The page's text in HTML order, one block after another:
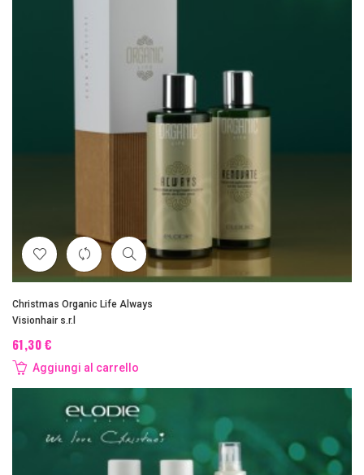
Christmas Organic Life Always
Visionhair s.r.l
61,30 €
Aggiungi al carrello